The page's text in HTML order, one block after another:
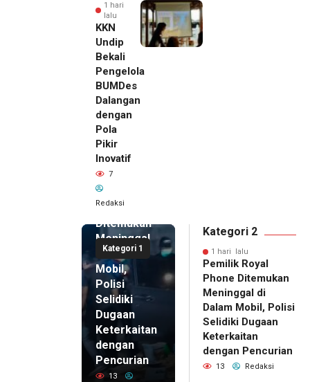
1 hari
lalu
KKN
Undip
Bekali
Pengelola
BUMDes
Dalangan
dengan
Pola
Pikir
Inovatif
7
Redaksi
Kategori 1
1 hari lalu
Pemilik
Royal
Phone
Ditemukan
Meninggal
di Dalam
Mobil,
Polisi
Selidiki
Dugaan
Keterkaitan
dengan
Pencurian
13
Kategori 2
1 hari lalu
Pemilik Royal
Phone Ditemukan
Meninggal di
Dalam Mobil, Polisi
Selidiki Dugaan
Keterkaitan
dengan Pencurian
13 Redaksi